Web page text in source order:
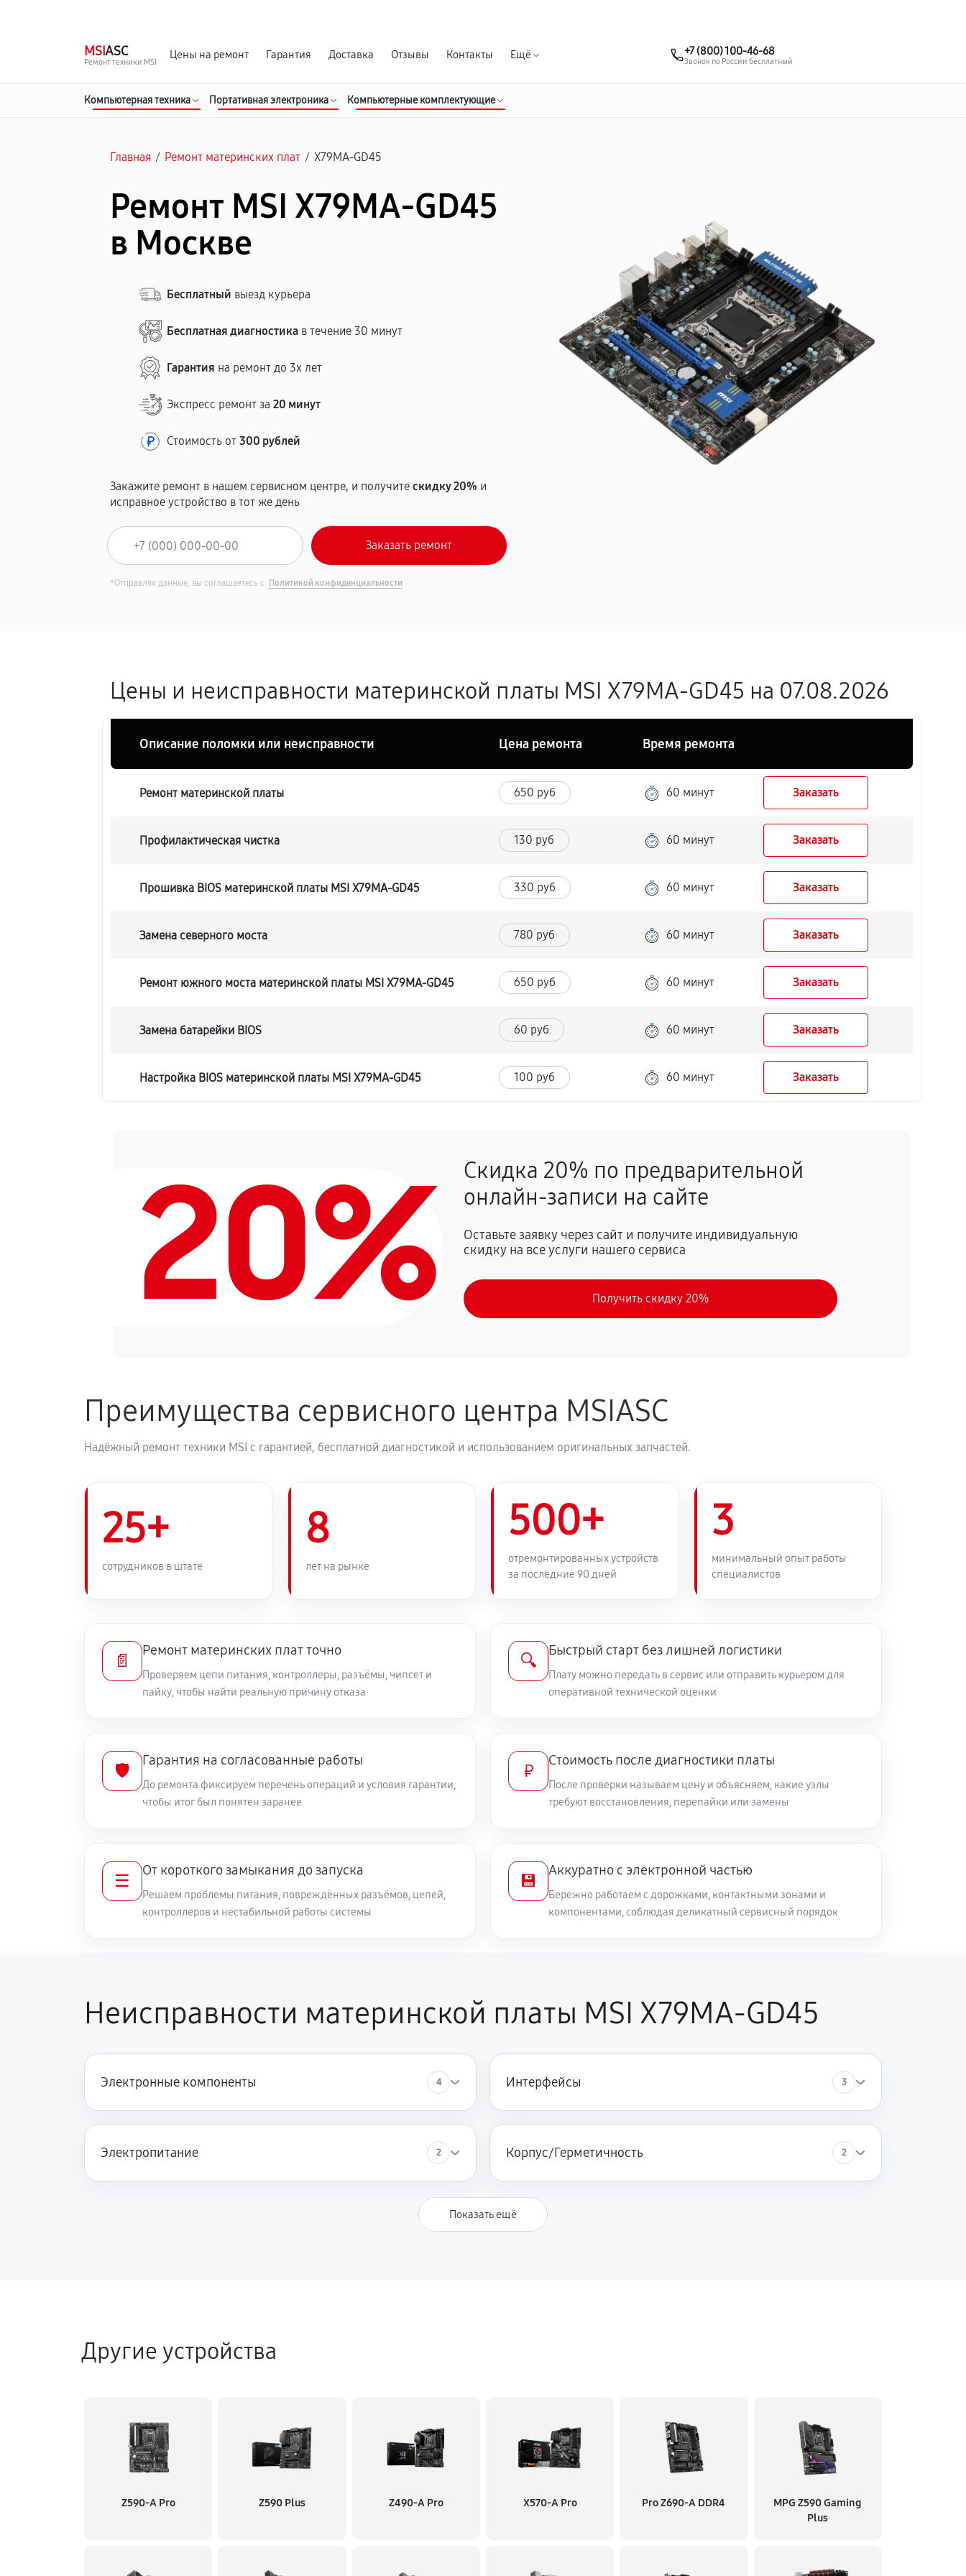
MSIASC
Ремонт техники MSI
Цены на ремонт Гарантия Доставка Отзывы Контакты Ещё +7 (800) 100-46-68
Звонок по России бесплатный
Компьютерная техника Портативная электроника Компьютерные комплектующие
Главная / Ремонт материнских плат / X79MA-GD45
Ремонт MSI X79MA-GD45
в Москве
Бесплатный выезд курьера
Бесплатная диагностика в течение 30 минут
Гарантия на ремонт до 3х лет
Экспресс ремонт за20 минут
Стоимость от300 рублей
Закажите ремонт в нашем сервисном центре, и получитескидку 20% и
исправное устройство в тот же день
*Отправляя данные, вы соглашаетесь с Политикой конфиденциальности
Цены и неисправности материнской платы MSI X79MA-GD45 на 07.08.2026
Описание поломки или неисправности Цена ремонта Время ремонта
Ремонт материнской платы 650 руб 60 минут Заказать
Профилактическая чистка 130 руб 60 минут Заказать
Прошивка BIOS материнской платы MSI X79MA-GD45 330 руб 60 минут Заказать
Замена северного моста 780 руб 60 минут Заказать
Ремонт южного моста материнской платы MSI X79MA-GD45 650 руб 60 минут Заказать
Замена батарейки BIOS 60 руб 60 минут Заказать
Настройка BIOS материнской платы MSI X79MA-GD45 100 руб 60 минут Заказать
20%
Скидка 20% по предварительной
онлайн-записи на сайте
Оставьте заявку через сайт и получите индивидуальную
скидку на все услуги нашего сервиса
Получить скидку 20%
Преимущества сервисного центра MSIASC
Надёжный ремонт техники MSI с гарантией, бесплатной диагностикой и использованием оригинальных запчастей.
25+
сотрудников в штате
8
лет на рынке
500+
отремонтированных устройств
за последние 90 дней
3
минимальный опыт работы
специалистов
📄
Ремонт материнских плат точно
Проверяем цепи питания, контроллеры, разъёмы, чипсет и
пайку, чтобы найти реальную причину отказа
🔍
Быстрый старт без лишней логистики
Плату можно передать в сервис или отправить курьером для
оперативной технической оценки
🛡️
Гарантия на согласованные работы
До ремонта фиксируем перечень операций и условия гарантии,
чтобы итог был понятен заранее
₽
Стоимость после диагностики платы
После проверки называем цену и объясняем, какие узлы
требуют восстановления, перепайки или замены
☰
От короткого замыкания до запуска
Решаем проблемы питания, повреждённых разъёмов, цепей,
контроллеров и нестабильной работы системы
💾
Аккуратно с электронной частью
Бережно работаем с дорожками, контактными зонами и
компонентами, соблюдая деликатный сервисный порядок
Неисправности материнской платы MSI X79MA-GD45
Электронные компоненты 4 Интерфейсы 3
Электропитание 2 Корпус/Герметичность 2
Показать ещё
Другие устройства
Z590-A Pro Z590 Plus Z490-A Pro X570-A Pro Pro Z690-A DDR4
MPG Z590 Gaming
Plus